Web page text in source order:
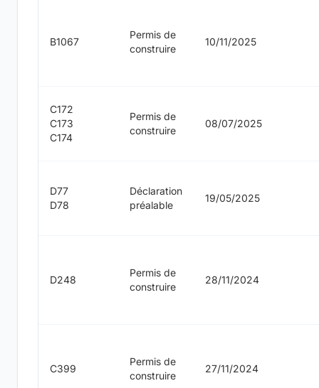
B1067
Permis de
construire
10/11/2025
C172
C173
C174
Permis de
construire
08/07/2025
D77
D78
Déclaration
préalable
19/05/2025
D248
Permis de
construire
28/11/2024
C399
Permis de
construire
27/11/2024